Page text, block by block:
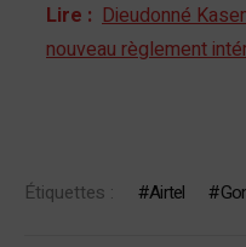
Lire : Dieudonné
nouveau règlement
Étiquettes : Airtel